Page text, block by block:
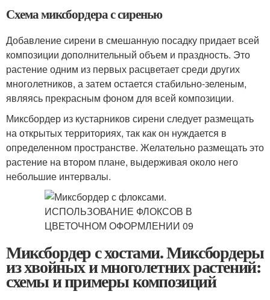
Схема миксбордера с сиренью
Добавление сирени в смешанную посадку придает всей
композиции дополнительный объем и праздность. Это
растение одним из первых расцветает среди других
многолетников, а затем остается стабильно-зеленым,
являясь прекрасным фоном для всей композиции.
Миксбордер из кустарников сирени следует размещать
на открытых территориях, так как он нуждается в
определенном пространстве. Желательно размещать это
растение на втором плане, выдерживая около него
небольшие интервалы.
Миксбордер с хостами. Миксбордеры
из хвойных и многолетних растений:
схемы и примеры композиций